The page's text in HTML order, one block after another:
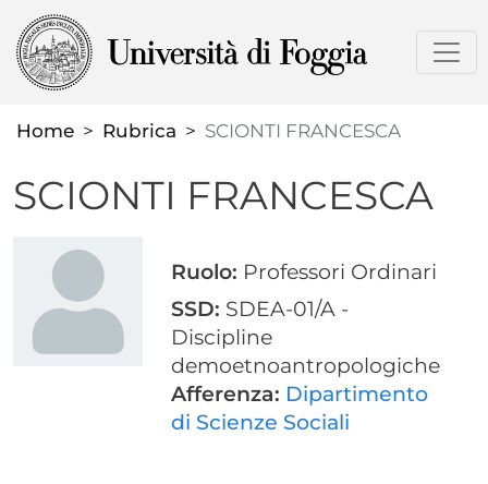
al
contenuto
Home
Rubrica SCIONTI FRANCESCA
SCIONTI FRANCESCA
Ruolo: Professori Ordinari
SSD: SDEA-01/A -
Discipline
demoetnoantropologiche
Afferenza: Dipartimento
di Scienze Sociali